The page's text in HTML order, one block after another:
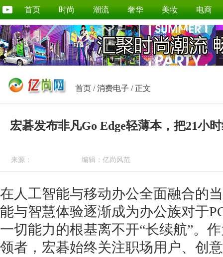
首页 时尚 潮流 奢华 美妆 电商
首页 /消费电子 / 正文
宏碁发布非凡Go Edge轻薄本，把21小
来源： 编辑：亿尚风范
在人工智能与移动办公全面融合的
能与智慧体验逐渐成为办公族对于
一切能力的根基离不开“长续航”。
领者，宏碁始终关注职场用户、创